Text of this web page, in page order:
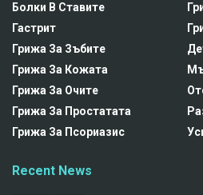
Болки В Ставите
Гастрит
Грижа За Зъбите
Грижа За Кожата
Грижа За Очите
Грижа За Простатата
Грижа За Псориазис
Recent News